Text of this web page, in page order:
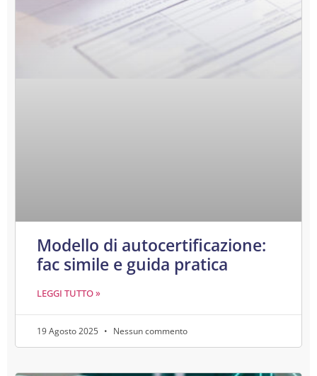
Modello di autocertificazione:
fac simile e guida pratica
LEGGI TUTTO »
19 Agosto 2025 Nessun commento